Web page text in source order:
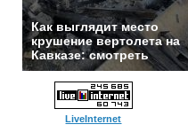
Как выглядит место
крушение вертолета на
Кавказе: смотреть
LiveInternet